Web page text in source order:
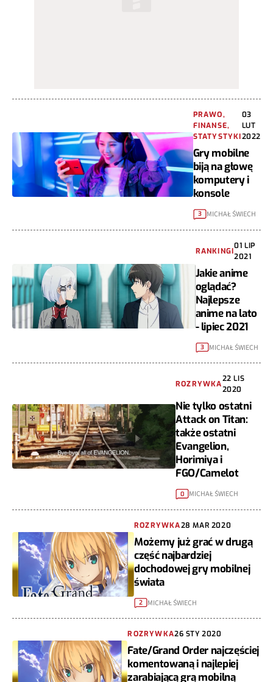
PRAWO,
FINANSE,
STATYSTYKI
03
LUT
2022
Gry mobilne
biją na głowę
komputery i
konsole
3 MICHAŁ ŚWIECH
RANKINGI
01 LIP
2021
Jakie anime
oglądać?
Najlepsze
anime na lato
- lipiec 2021
3 MICHAŁ ŚWIECH
ROZRYWKA
22 LIS
2020
Nie tylko ostatni
Attack on Titan:
także ostatni
Evangelion,
Horimiya i
FGO/Camelot
0 MICHAŁ ŚWIECH
ROZRYWKA28 MAR 2020
Możemy już grać w drugą
część najbardziej
dochodowej gry mobilnej
świata
2 MICHAŁ ŚWIECH
ROZRYWKA26 STY 2020
Fate/Grand Order najczęściej
komentowaną i najlepiej
zarabiającą grą mobilną